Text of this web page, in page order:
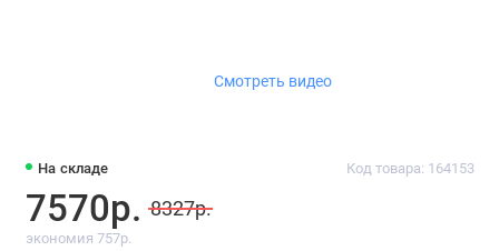
Смотреть видео
На складе Код товара: 164153
7570р. 8327р.
экономия 757р.